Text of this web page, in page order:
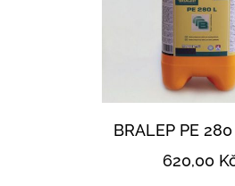
BRALEP PE
620,00